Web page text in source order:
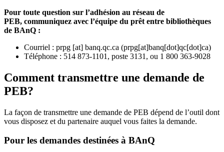
Pour toute question sur l’adhésion au réseau de
PEB, communiquez avec l’équipe du prêt entre bibliothèques
de BAnQ :
Courriel : prpg [at] banq.qc.ca (prpg[at]banq[dot]qc[dot]ca)
Téléphone : 514 873-1101, poste 3131, ou 1 800 363-9028
Comment transmettre une demande de
PEB?
La façon de transmettre une demande de PEB dépend de l’outil dont
vous disposez et du partenaire auquel vous faites la demande.
Pour les demandes destinées à BAnQ